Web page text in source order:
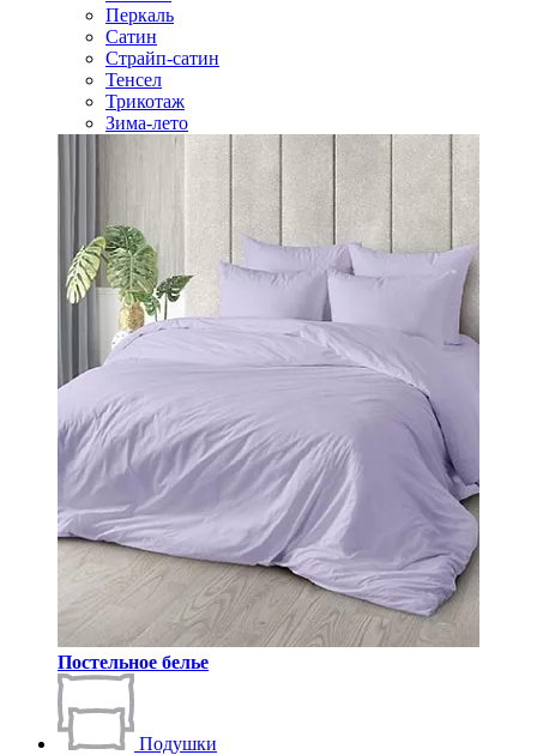
Перкаль
Сатин
Страйп-сатин
Тенсел
Трикотаж
Зима-лето
Постельное белье
Подушки